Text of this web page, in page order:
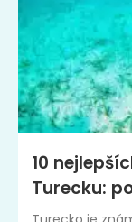
10
Turecku: